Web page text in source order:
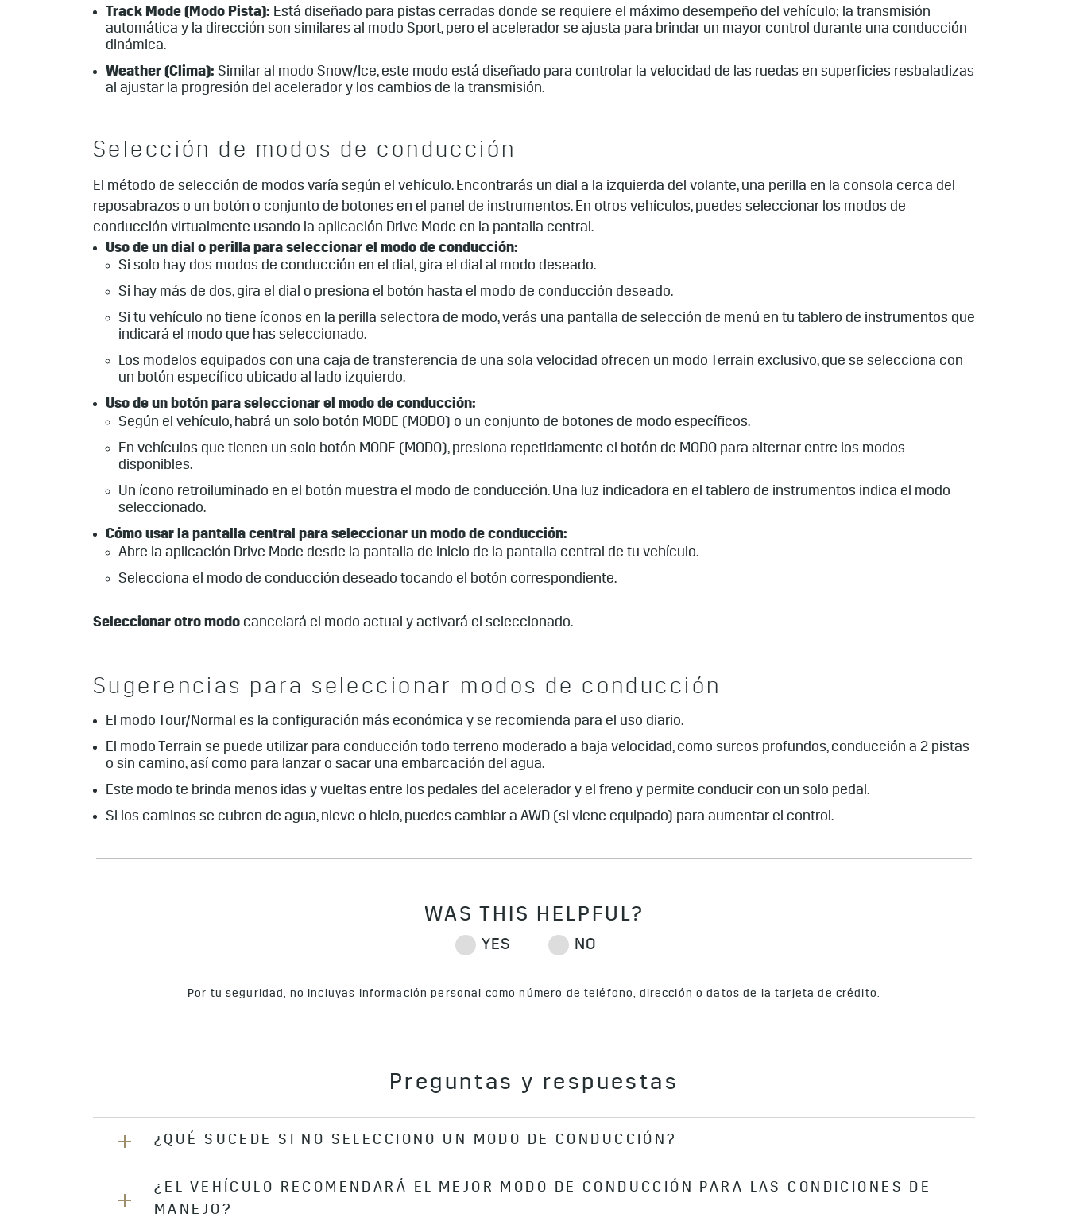
Track Mode (Modo Pista): Está diseñado para pistas cerradas donde se requiere el máximo desempeño del vehículo; la transmisión
automática y la dirección son similares al modo Sport, pero el acelerador se ajusta para brindar un mayor control durante una conducción
dinámica.
Weather (Clima): Similar al modo Snow/Ice, este modo está diseñado para controlar la velocidad de las ruedas en superficies resbaladizas
al ajustar la progresión del acelerador y los cambios de la transmisión.
Selección de modos de conducción
El método de selección de modos varía según el vehículo. Encontrarás un dial a la izquierda del volante, una perilla en la consola cerca del
reposabrazos o un botón o conjunto de botones en el panel de instrumentos. En otros vehículos, puedes seleccionar los modos de
conducción virtualmente usando la aplicación Drive Mode en la pantalla central.
Uso de un dial o perilla para seleccionar el modo de conducción:
Si solo hay dos modos de conducción en el dial, gira el dial al modo deseado.
Si hay más de dos, gira el dial o presiona el botón hasta el modo de conducción deseado.
Si tu vehículo no tiene íconos en la perilla selectora de modo, verás una pantalla de selección de menú en tu tablero de instrumentos que
indicará el modo que has seleccionado.
Los modelos equipados con una caja de transferencia de una sola velocidad ofrecen un modo Terrain exclusivo, que se selecciona con
un botón específico ubicado al lado izquierdo.
Uso de un botón para seleccionar el modo de conducción:
Según el vehículo, habrá un solo botón MODE (MODO) o un conjunto de botones de modo específicos.
En vehículos que tienen un solo botón MODE (MODO), presiona repetidamente el botón de MODO para alternar entre los modos
disponibles.
Un ícono retroiluminado en el botón muestra el modo de conducción. Una luz indicadora en el tablero de instrumentos indica el modo
seleccionado.
Cómo usar la pantalla central para seleccionar un modo de conducción:
Abre la aplicación Drive Mode desde la pantalla de inicio de la pantalla central de tu vehículo.
Selecciona el modo de conducción deseado tocando el botón correspondiente.
Seleccionar otro modo cancelará el modo actual y activará el seleccionado.
Sugerencias para seleccionar modos de conducción
El modo Tour/Normal es la configuración más económica y se recomienda para el uso diario.
El modo Terrain se puede utilizar para conducción todo terreno moderado a baja velocidad, como surcos profundos, conducción a 2 pistas
o sin camino, así como para lanzar o sacar una embarcación del agua.
Este modo te brinda menos idas y vueltas entre los pedales del acelerador y el freno y permite conducir con un solo pedal.
Si los caminos se cubren de agua, nieve o hielo, puedes cambiar a AWD (si viene equipado) para aumentar el control.
Por tu seguridad, no incluyas información personal como número de teléfono, dirección o datos de la tarjeta de crédito.
Preguntas y respuestas
¿QUÉ SUCEDE SI NO SELECCIONO UN MODO DE CONDUCCIÓN?
Si no se selecciona ningún modo, el vehículo se configurará automáticamente en el modo Tour/Normal, que es el modo
predeterminado.
¿EL VEHÍCULO RECOMENDARÁ EL MEJOR MODO DE CONDUCCIÓN PARA LAS CONDICIONES DE
MANEJO?